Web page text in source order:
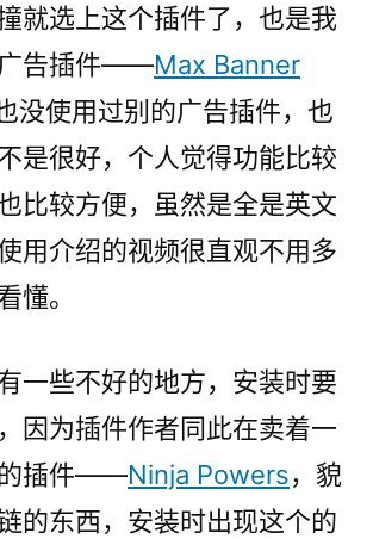
件
——
Max
Banner
Ads
就选上这个插件了，也是我
告插件——Max Banner
没使用过别的广告插件，也
是很好，个人觉得功能比较
比较方便，虽然是全是英文
用介绍的视频很直观不用多
懂。
一些不好的地方，安装时要
因为插件作者同此在卖着一
的插件——Ninja Powers，貌
的东西，安装时出现这个的